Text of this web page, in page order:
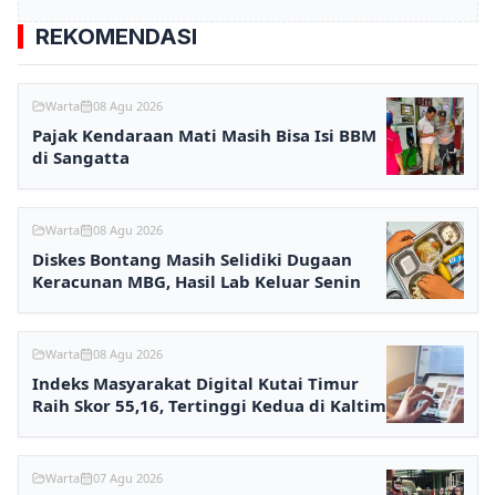
REKOMENDASI
Warta 08 Agu 2026
Pajak Kendaraan Mati Masih Bisa Isi BBM
di Sangatta
Warta 08 Agu 2026
Diskes Bontang Masih Selidiki Dugaan
Keracunan MBG, Hasil Lab Keluar Senin
Warta 08 Agu 2026
Indeks Masyarakat Digital Kutai Timur
Raih Skor 55,16, Tertinggi Kedua di Kaltim
Warta 07 Agu 2026